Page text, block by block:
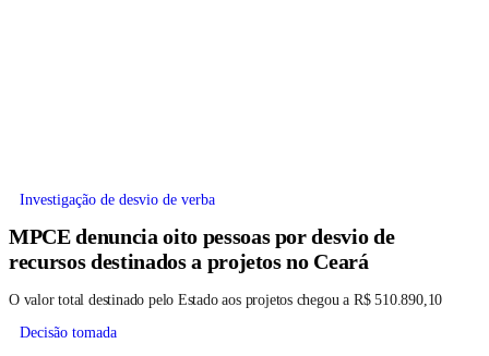
Investigação de desvio de verba
MPCE denuncia oito pessoas por desvio de
recursos destinados a projetos no Ceará
O valor total destinado pelo Estado aos projetos chegou a R$ 510.890,10
Decisão tomada